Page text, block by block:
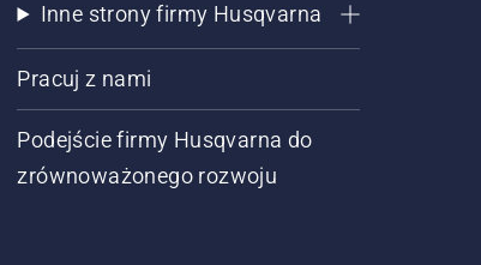
Inne strony firmy Husqvarna
Pracuj z nami
Podejście firmy Husqvarna do
zrównoważonego rozwoju